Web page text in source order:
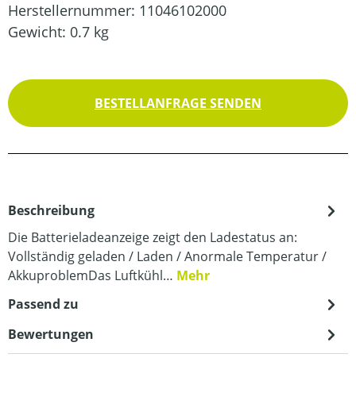
Herstellernummer: 11046102000
Gewicht: 0.7 kg
BESTELLANFRAGE SENDEN
Beschreibung
Die Batterieladeanzeige zeigt den Ladestatus an:
Vollständig geladen / Laden / Anormale Temperatur /
AkkuproblemDas Luftkühl… Mehr
Passend zu
Bewertungen